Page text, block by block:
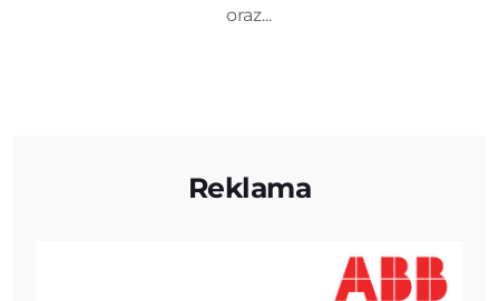
oraz...
Reklama